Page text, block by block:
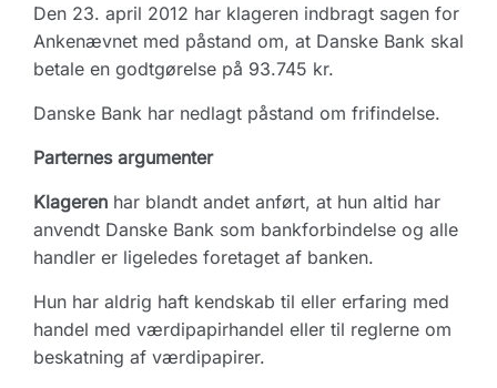
Den 23. april 2012 har klageren indbragt sagen for
Ankenævnet med påstand om, at Danske Bank skal
betale en godtgørelse på 93.745 kr.
Danske Bank har nedlagt påstand om frifindelse.
Parternes argumenter
Klageren har blandt andet anført, at hun altid har
anvendt Danske Bank som bankforbindelse og alle
handler er ligeledes foretaget af banken.
Hun har aldrig haft kendskab til eller erfaring med
handel med værdipapirhandel eller til reglerne om
beskatning af værdipapirer.